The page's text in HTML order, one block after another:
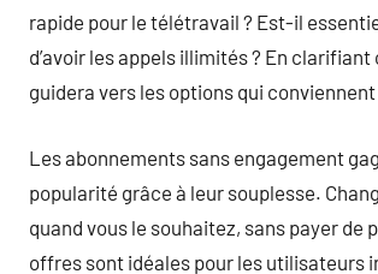
rapide pour le télétravail ? Est-il
d’avoir les appels illimités ? En
guidera vers les options qui
Les abonnements sans engagement
popularité grâce à leur souplesse.
quand vous le souhaitez, sans payer de
offres sont idéales pour les utilisateurs